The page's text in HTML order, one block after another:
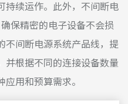
持续运作。此外，不间断电
保精密的电子设备不会损
不间断电源系统产品线，提
并根据不同的连接设备数量
用和预算需求。